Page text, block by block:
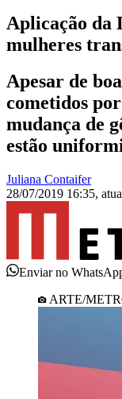
Aplicação da
mulheres
Apesar de
cometidos
mudança de
estão
Juliana Contaifer
28/07/2019 16:35,
Enviar no
ARTE/